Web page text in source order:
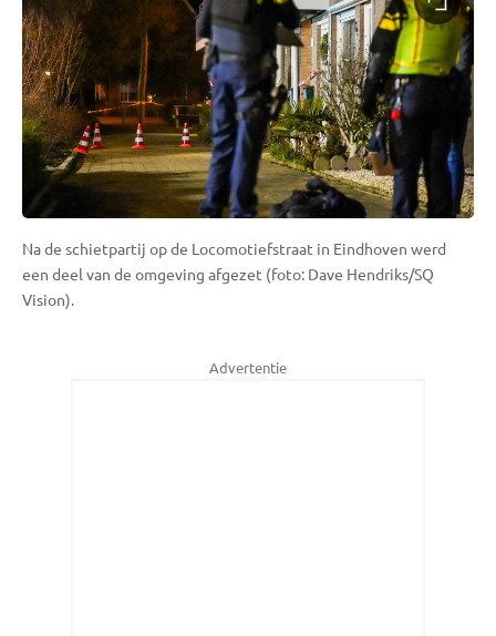
Na de schietpartij op de Locomotiefstraat in Eindhoven werd
een deel van de omgeving afgezet (foto: Dave Hendriks/SQ
Vision).
Advertentie